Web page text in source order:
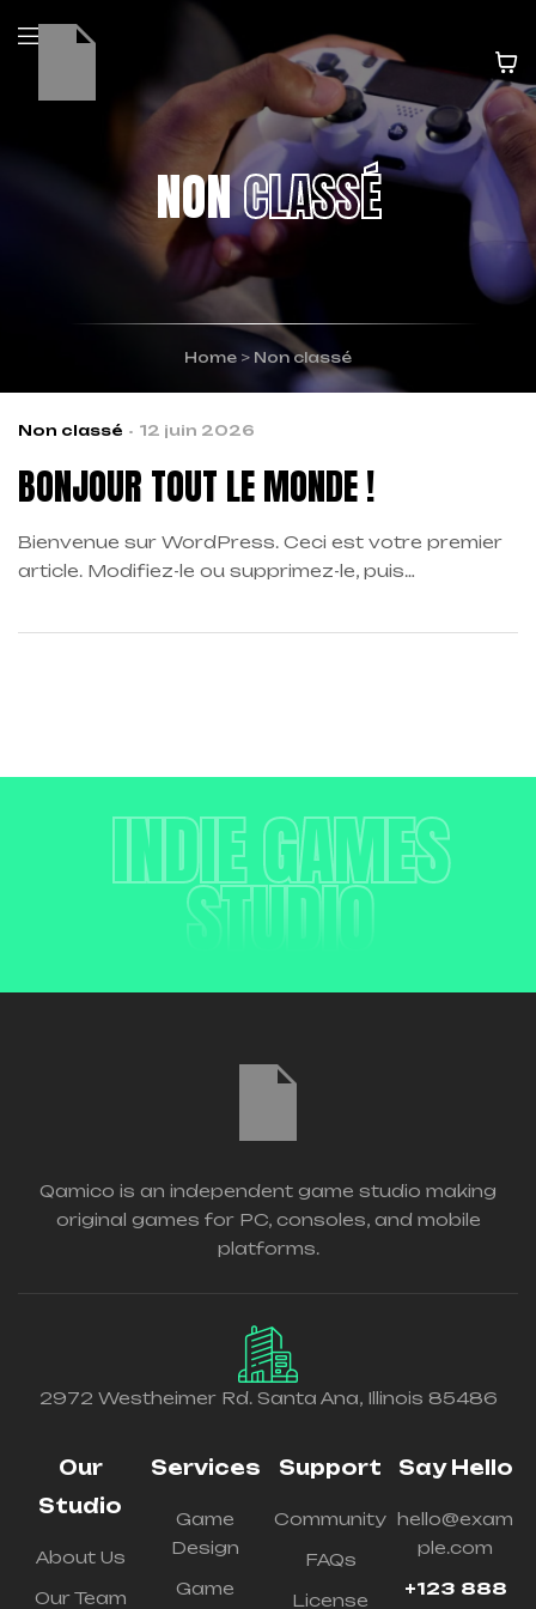
NONCLASSÉ
Home > Non classé
Non classé 12 juin 2026
BONJOUR TOUT LE MONDE !
Bienvenue sur WordPress. Ceci est votre premier
article. Modifiez-le ou supprimez-le, puis
INDIE GAMES
STUDIO
Qamico is an independent game studio making
original games for PC, consoles, and mobile
platforms.
2972 Westheimer Rd. Santa Ana, Illinois 85486
Our
Studio
About Us
Our Team
Services
Game
Design
Game
Support
Community
FAQs
License
Say Hello
hello@exam
ple.com
+123 888